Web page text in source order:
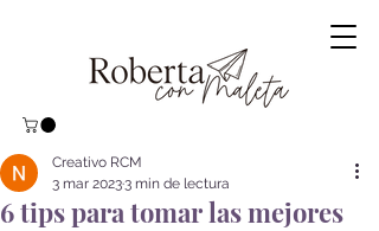
6 tips para tomar las mejores
Creativo RCM
3 mar 20233 min de lectura